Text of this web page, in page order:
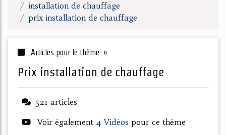
installation de chauffage
prix installation de chauffage
Articles pour le thème »
prix installation de chauffage
521 articles
Voir également 4 Vidéos pour ce thème